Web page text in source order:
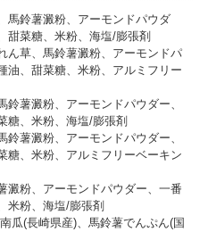
馬鈴薯澱粉、アーモンドパウダ
甜菜糖、米粉、海塩/膨張剤
ん草、馬鈴薯澱粉、アーモンドパ
油、甜菜糖、米粉、アルミフリー
鈴薯澱粉、アーモンドパウダー、
糖、米粉、海塩/膨張剤
鈴薯澱粉、アーモンドパウダー、
糖、米粉、アルミフリーベーキン
澱粉、アーモンドパウダー、一番
米粉、海塩/膨張剤
瓜(長崎県産)、馬鈴薯でんぷん(国